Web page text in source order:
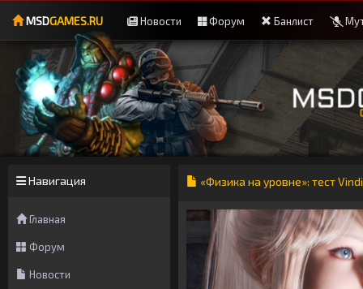
MSDGAMES.RU Новости Форум Банлист
Навигация
Главная
Форум
Новости
«Физика на уровне»: тест